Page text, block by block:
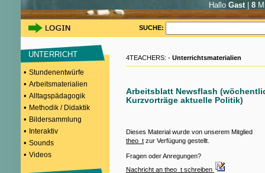
Hallo Gast| 8
SUCHE:
UNTERRICHT
• Stundenentwürfe
• Arbeitsmaterialien
• Alltagspädagogik
• Methodik / Didaktik
• Bildersammlung
• Interaktiv
• Sounds
• Videos
4TEACHERS: - Unterrichtsmaterialien
Arbeitsblatt Newsflash
Kurzvorträge aktuelle Politik)
Dieses Material wurde von unserem Mitglied
theo_t zur Verfügung gestellt.
Fragen oder Anregungen?
Nachricht an theo_t schreiben